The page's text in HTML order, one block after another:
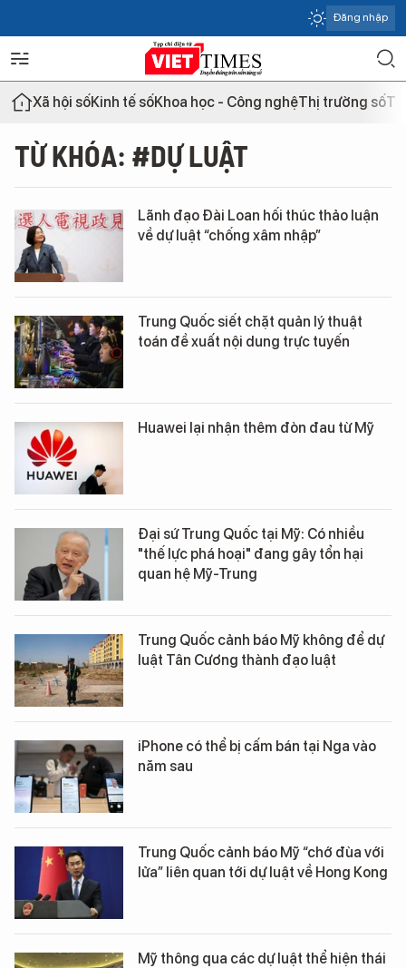
Đăng nhập
Xã hội sốKinh tế sốKhoa học - Công nghệThị trường số
TỪ KHÓA: #DỰ LUẬT
Lãnh đạo Đài Loan hối thúc thảo luận
về dự luật “chống xâm nhập”
Trung Quốc siết chặt quản lý thuật
toán đề xuất nội dung trực tuyến
Huawei lại nhận thêm đòn đau từ Mỹ
Đại sứ Trung Quốc tại Mỹ: Có nhiều
"thế lực phá hoại" đang gây tổn hại
quan hệ Mỹ-Trung
Trung Quốc cảnh báo Mỹ không để dự
luật Tân Cương thành đạo luật
iPhone có thể bị cấm bán tại Nga vào
năm sau
Trung Quốc cảnh báo Mỹ “chớ đùa với
lửa” liên quan tới dự luật về Hong Kong
Mỹ thông qua các dự luật thể hiện thái